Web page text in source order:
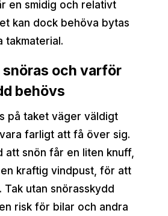
en smidig och relativt
kan dock behöva bytas
takmaterial.
snöras och varför
behövs
på taket väger väldigt
farligt att få över sig.
att snön får en liten knuff,
kraftig vindpust, för att
Tak utan snörasskydd
risk för bilar och andra